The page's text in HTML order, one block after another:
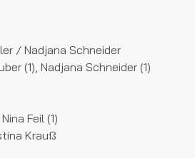
/ Nadjana Schneider
(1), Nadjana Schneider (1)
Feil (1)
Krauß